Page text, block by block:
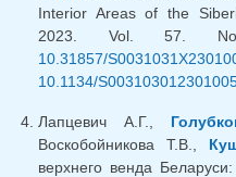
Interior Areas of the
2023. Vol. 57.
10.31857/
10.1134/
Лапцевич А.Г.,
Воскобойникова Т.В.,
верхнего венда